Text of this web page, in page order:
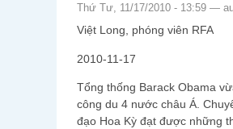
Thứ Tư, 11/17/2010 - 13:59 —
Việt Long, phóng viên RFA
2010-11-17
Tổng thống Barack Obama
công du 4 nước châu Á.
đạo Hoa Kỳ đạt được những